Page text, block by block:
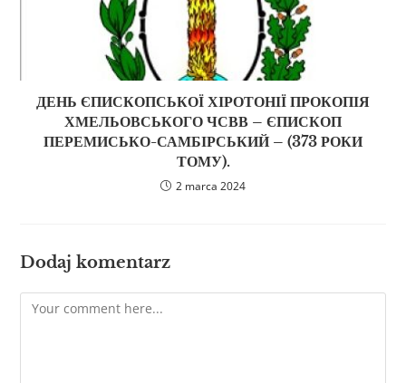
ДЕНЬ ЄПИСКОПСЬКОЇ ХІРОТОНІЇ ПРОКОПІЯ
ХМЕЛЬОВСЬКОГО ЧСВВ – ЄПИСКОП
ПЕРЕМИСЬКО-САМБІРСЬКИЙ – (373 РОКИ
ТОМУ).
2 marca 2024
Dodaj komentarz